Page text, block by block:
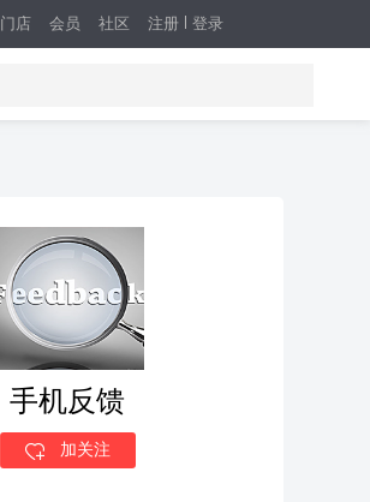
注册 登录
门店 会员 社区
手机反馈
加关注